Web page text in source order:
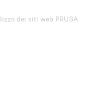
dei siti web PRUSA